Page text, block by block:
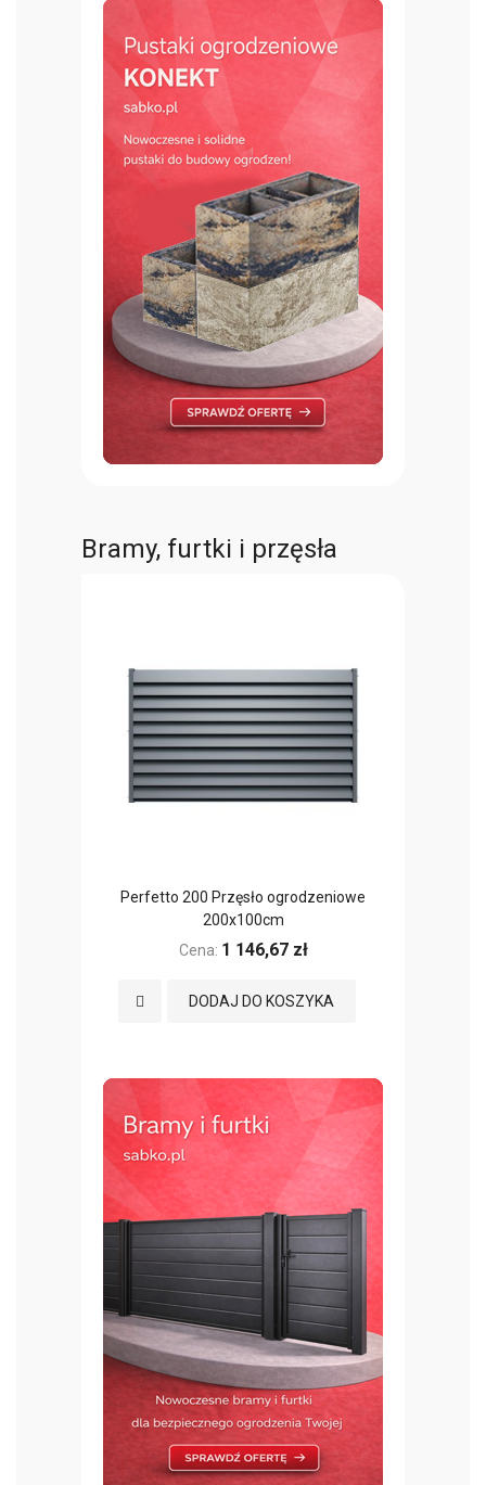
Bramy, furtki i przęsła
Perfetto 200 Przęsło ogrodzeniowe
200x100cm
Cena: 1 146,67 zł
DODAJ DO KOSZYKA
Dodaj do Ulubionych